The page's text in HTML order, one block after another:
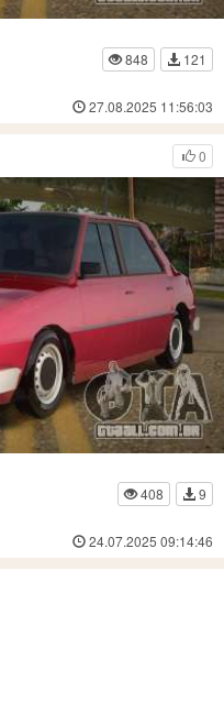
848
121
27.08.2025 11:56:03
0
408
9
24.07.2025 09:14:46